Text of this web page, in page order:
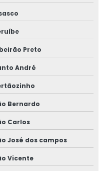
Preto
André
Bernardo
Carlos
José dos campos
Vicente